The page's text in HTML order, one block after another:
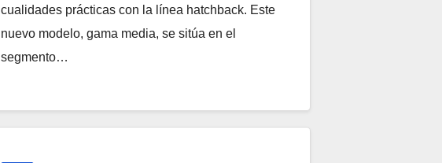
cualidades prácticas con la línea hatchback. Este
nuevo modelo, gama media, se sitúa en el
segmento…